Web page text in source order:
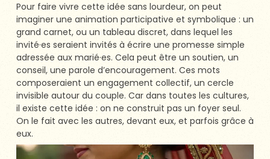
Pour faire vivre cette idée sans lourdeur, on peut
imaginer une animation participative et symbolique : un
grand carnet, ou un tableau discret, dans lequel les
invité·es seraient invités à écrire une promesse simple
adressée aux marié·es. Cela peut être un soutien, un
conseil, une parole d’encouragement. Ces mots
composeraient un engagement collectif, un cercle
invisible autour du couple. Car dans toutes les cultures,
il existe cette idée : on ne construit pas un foyer seul.
On le fait avec les autres, devant eux, et parfois grâce à
eux.